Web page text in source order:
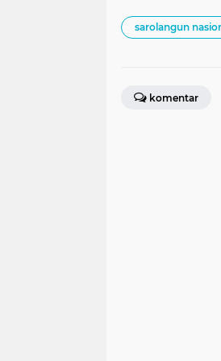
sarolangun
komentar